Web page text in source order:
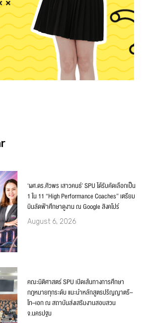
‘ผศ.ดร.ศิวพร เสาวคนธ์’ SPU ได้รับคัดเลือกเป็น
1 ใน 11 “High Performance Coaches” เตรียม
บินลัดฟ้าศึกษาดูงาน ณ Google สิงคโปร์
August 6, 2026
คณะนิติศาสตร์ SPU เปิดเส้นทางการศึกษา
กฎหมายทุกระดับ แนะนำหลักสูตรปริญญาตรี–
โท–เอก ณ สถาบันส่งเสริมงานสอบสวน
จ.นครปฐม